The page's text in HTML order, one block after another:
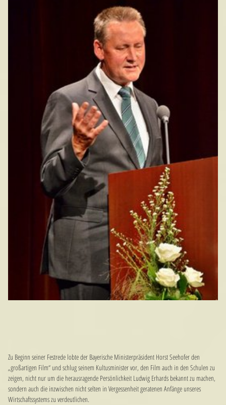
Zu Beginn seiner Festrede lobte der Bayerische Ministerpräsident Horst Seehofer den
„großartigen Film“ und schlug seinem Kultusminister vor, den Film auch in den Schulen zu
zeigen, nicht nur um die herausragende Persönlichkeit Ludwig Erhards bekannt zu machen,
sondern auch die inzwischen nicht selten in Vergessenheit geratenen Anfänge unseres
Wirtschaftssystems zu verdeutlichen.